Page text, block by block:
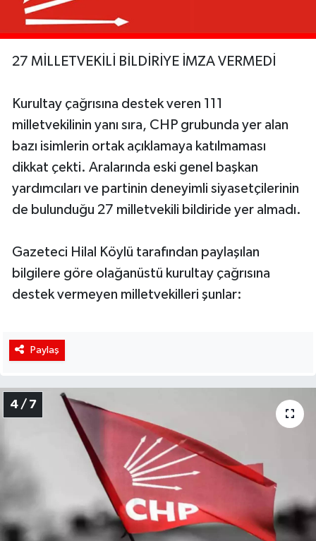
27 MİLLETVEKİLİ BİLDİRİYE İMZA VERMEDİ
Kurultay çağrısına destek veren 111
milletvekilinin yanı sıra, CHP grubunda yer alan
bazı isimlerin ortak açıklamaya katılmaması
dikkat çekti. Aralarında eski genel başkan
yardımcıları ve partinin deneyimli siyasetçilerinin
de bulunduğu 27 milletvekili bildiride yer almadı.
Gazeteci Hilal Köylü tarafından paylaşılan
bilgilere göre olağanüstü kurultay çağrısına
destek vermeyen milletvekilleri şunlar:
Paylaş
4 / 7